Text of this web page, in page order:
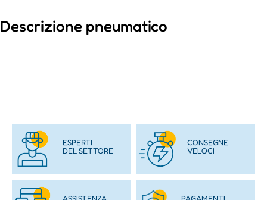
Descrizione pneumatico
ESPERTI
DEL SETTORE
CONSEGNE
VELOCI